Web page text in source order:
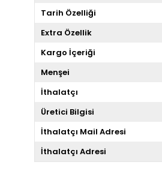
Tarih Özelliği
Extra Özellik
Kargo İçeriği
Menşei
İthalatçı
Üretici Bilgisi
İthalatçı Mail Adresi
İthalatçı Adresi